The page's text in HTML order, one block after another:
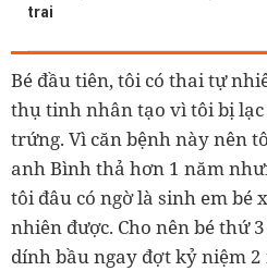
trai
Bé đầu tiên, tôi có thai tự
thụ tinh nhân tạo vì tôi bị
trứng. Vì căn bệnh này nên
anh Bình thả hơn 1 năm
tôi đâu có ngờ là sinh em bé
nhiên được. Cho nên bé thứ
dính bầu ngay đợt kỷ niệm